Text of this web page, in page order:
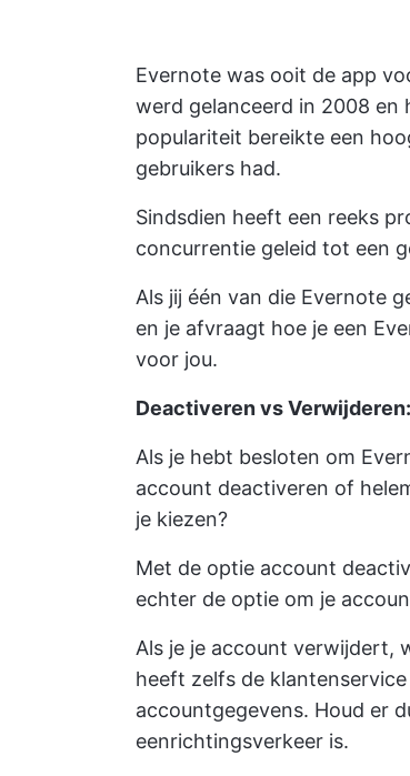
Evernote was ooit de app
werd gelanceerd in 2008 en
populariteit bereikte een
gebruikers had.
Sindsdien heeft een reeks
concurrentie geleid tot een
Als jij één van die Evernote
en je afvraagt hoe je een
voor jou.
Deactiveren vs
Als je hebt besloten om
account deactiveren of
je kiezen?
Met de optie account
echter de optie om je
Als je je account verwijdert,
heeft zelfs de
accountgegevens. Houd er
eenrichtingsverkeer is.